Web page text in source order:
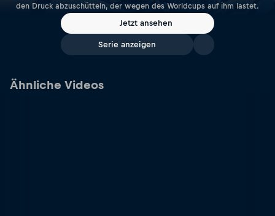
den Druck abzuschütteln, der wegen des Worldcups auf ihm lastet.
Jetzt ansehen
Serie anzeigen
Ähnliche Videos